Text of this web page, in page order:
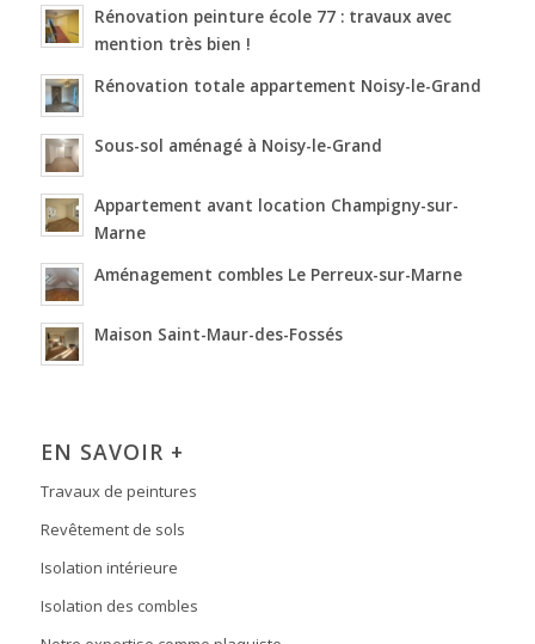
Rénovation peinture école 77 : travaux avec
mention très bien !
Rénovation totale appartement Noisy-le-Grand
Sous-sol aménagé à Noisy-le-Grand
Appartement avant location Champigny-sur-
Marne
Aménagement combles Le Perreux-sur-Marne
Maison Saint-Maur-des-Fossés
EN SAVOIR +
Travaux de peintures
Revêtement de sols
Isolation intérieure
Isolation des combles